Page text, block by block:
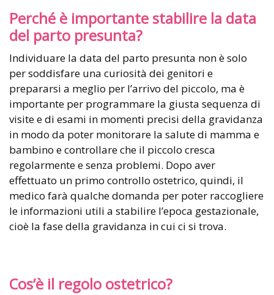
Perché è importante stabilire la data
del parto presunta?
Individuare la data del parto presunta non è solo
per soddisfare una curiosità dei genitori e
prepararsi a meglio per l’arrivo del piccolo, ma è
importante per programmare la giusta sequenza di
visite e di esami in momenti precisi della gravidanza
in modo da poter monitorare la salute di mamma e
bambino e controllare che il piccolo cresca
regolarmente e senza problemi. Dopo aver
effettuato un primo controllo ostetrico, quindi, il
medico farà qualche domanda per poter raccogliere
le informazioni utili a stabilire l’epoca gestazionale,
cioè la fase della gravidanza in cui ci si trova.
Cos’è il regolo ostetrico?